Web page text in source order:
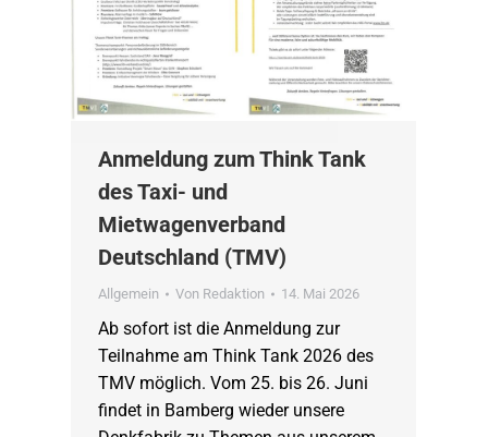
Anmeldung zum Think Tank
des Taxi- und
Mietwagenverband
Deutschland (TMV)
Allgemein Von Redaktion 14. Mai 2026
Ab sofort ist die Anmeldung zur
Teilnahme am Think Tank 2026 des
TMV möglich. Vom 25. bis 26. Juni
findet in Bamberg wieder unsere